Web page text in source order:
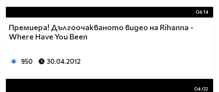
04:14
Премиера! Дългоочакваното видео на Rihanna -
Where Have You Been
950 30.04.2012
04:02